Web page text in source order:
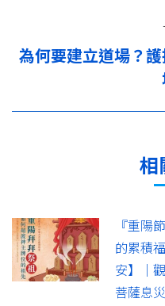
為何要建立道場？
相
『重陽
的累積
安】｜
菩薩息